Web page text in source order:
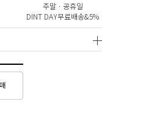
주말ㆍ공휴일
DINT DAY무료배송&5%